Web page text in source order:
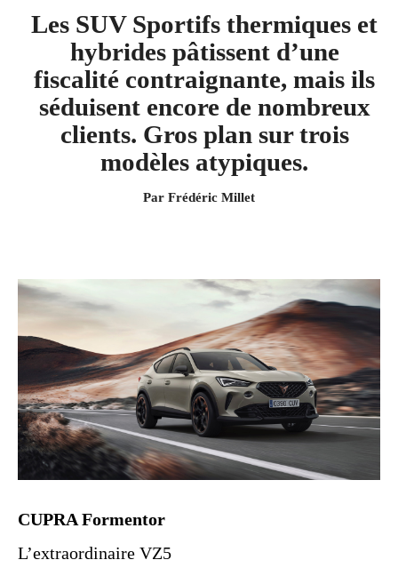
Les SUV Sportifs thermiques et
hybrides pâtissent d’une
fiscalité contraignante, mais ils
séduisent encore de nombreux
clients. Gros plan sur trois
modèles atypiques.
Par Frédéric Millet
CUPRA Formentor
L’extraordinaire VZ5